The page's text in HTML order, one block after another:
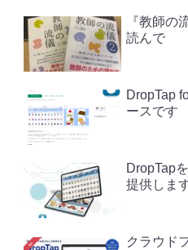
『教師の
読んで
DropTap
ースです
DropTap
提供しま
クラウド